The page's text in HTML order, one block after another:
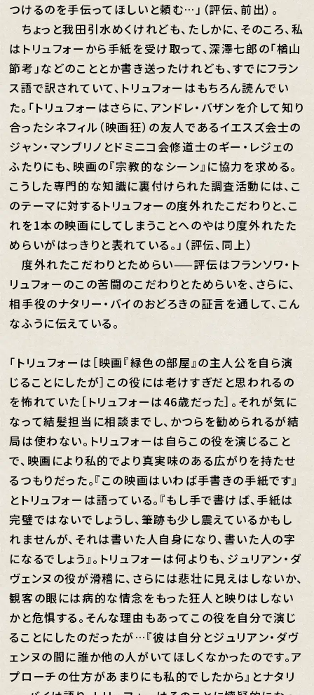
つけるのを手伝ってほしいと頼む…」（評伝、前出）。
ちょっと我田引水めくけれども、たしかに、そのころ、私
はトリュフォーから手紙を受け取って、深澤七郎の「楢山
節考」などのこととか書き送ったけれども、すでにフラン
ス語で訳されていて、トリュフォーはもちろん読んでい
た。「トリュフォーはさらに、アンドレ・バザンを介して知り
合ったシネフィル（映画狂）の友人であるイエスズ会士の
ジャン・マンブリノとドミニコ会修道士のギー・レジェの
ふたりにも、映画の『宗教的なシーン』に協力を求める。
こうした専門的な知識に裏付けられた調査活動には、こ
のテーマに対するトリュフォーの度外れたこだわりと、こ
れを1本の映画にしてしまうことへのやはり度外れたた
めらいがはっきりと表れている。」（評伝、同上）
度外れたこだわりとためらい——評伝はフランソワ・ト
リュフォーのこの苦闘のこだわりとためらいを、さらに、
相手役のナタリー・バイのおどろきの証言を通して、こん
なふうに伝えている。
「トリュフォーは［映画『緑色の部屋』の主人公を自ら演
じることにしたが］この役には老けすぎだと思われるの
を怖れていた［トリュフォーは46歳だった］。それが気に
なって結髪担当に相談までし、かつらを勧められるが結
局は使わない。トリュフォーは自らこの役を演じること
で、映画により私的でより真実味のある広がりを持たせ
るつもりだった。『この映画はいわば手書きの手紙です』
とトリュフォーは語っている。『もし手で書けば、手紙は
完璧ではないでしょうし、筆跡も少し震えているかもし
れませんが、それは書いた人自身になり、書いた人の字
になるでしょう』。トリュフォーは何よりも、ジュリアン・ダ
ヴェンヌの役が滑稽に、さらには悲壮に見えはしないか、
観客の眼には病的な情念をもった狂人と映りはしない
かと危惧する。そんな理由もあってこの役を自分で演じ
ることにしたのだったが…『彼は自分とジュリアン・ダヴ
ェンヌの間に誰か他の人がいてほしくなかったのです。ア
プローチの仕方があまりにも私的でしたから』とナタリ